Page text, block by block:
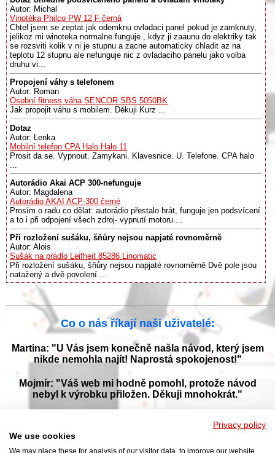
Autor: Michal
Vinotéka Philco PW 12 F černá
Chtel jsem se zeptat jak odemknu ovladaci panel pokud je zamknuty,
jelikoz mi winoteka normalne funguje , kdyz ji zaaunu do elektriky tak
se rozsviti kolik v ni je stupnu a zacne automaticky chladit az na
teplotu 12 stupnu ale nefunguje nic z ovladaciho panelu jako volba
druhu vi...
Propojení váhy s telefonem
Autor: Roman
Osobní fitness váha SENCOR SBS 5050BK
Jak propojit váhu s mobilem. Děkuji Kurz ...
Dotaz
Autor: Lenka
Mobilní telefon CPA Halo Halo 11
Prosit da se. Vypnout. Zamykani. Klavesnice. U. Telefone. CPA halo
Autorádio Akai ACP 300-nefunguje
Autor: Magdalena
Autorádio AKAI ACP-300 černé
Prosím o radu co dělat: autorádio přestalo hrát, funguje jen podsvícení
a to i při odpojení všech zdroj- vypnutí motoru....
Při rozložení sušáku, šňůry nejsou napjaté rovnoměrně
Autor: Alois
Sušák na prádlo Leifheit 85286 Linomatic
Při rozložení sušáku, šňůry nejsou napjaté rovnoměrně Dvě pole jsou
natažený a dvě povolení ...
Co o nás říkají naši uživatelé:
Martina: "U Vás jsem konečně našla návod, který jsem
nikde nemohla najít! Naprostá spokojenost!"
Mojmír: "Váš web mi hodně pomohl, protože návod
nebyl k výrobku přiložen. Děkuji mnohokrát."
Privacy policy
We use cookies
We may place these for analysis of our visitor data, to improve our website,